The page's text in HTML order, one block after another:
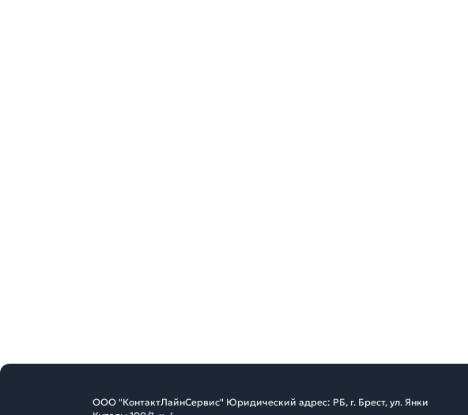
ООО "КонтактЛайнСервис" Юридический адрес: РБ, г. Брест, ул. Янки